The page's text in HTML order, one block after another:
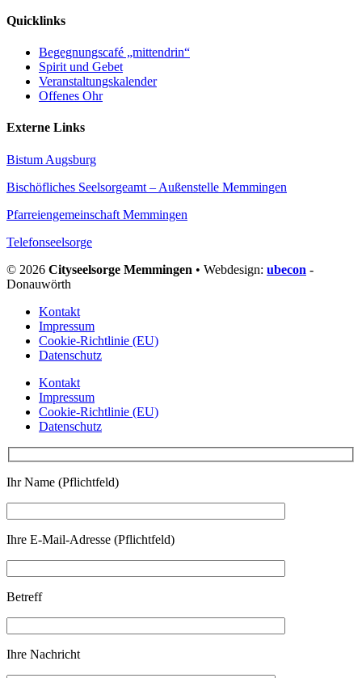
Quicklinks
Begegnungscafé „mittendrin“
Spirit und Gebet
Veranstaltungskalender
Offenes Ohr
Externe Links
Bistum Augsburg
Bischöfliches Seelsorgeamt – Außenstelle Memmingen
Pfarreiengemeinschaft Memmingen
Telefonseelsorge
© 2026 Cityseelsorge Memmingen • Webdesign: ubecon -
Donauwörth
Kontakt
Impressum
Cookie-Richtlinie (EU)
Datenschutz
Kontakt
Impressum
Cookie-Richtlinie (EU)
Datenschutz
Ihr Name (Pflichtfeld)
Ihre E-Mail-Adresse (Pflichtfeld)
Betreff
Ihre Nachricht